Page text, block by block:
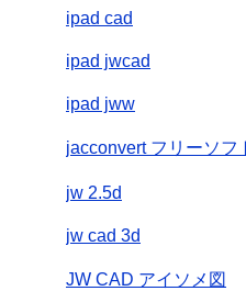
ipad cad
ipad jwcad
ipad jww
jacconvert フリーソフ
jw 2.5d
jw cad 3d
JW CAD アイソメ図